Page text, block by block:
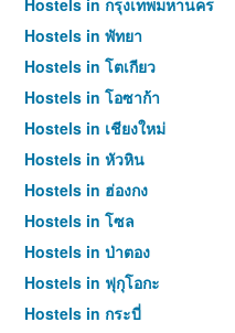
Hostels in กรุงเทพมหานคร
Hostels in พัทยา
Hostels in โตเกียว
Hostels in โอซาก้า
Hostels in เชียงใหม่
Hostels in หัวหิน
Hostels in ฮ่องกง
Hostels in โซล
Hostels in ป่าตอง
Hostels in ฟุกุโอกะ
Hostels in กระบี่